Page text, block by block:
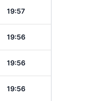
19:57
19:56
19:56
19:56